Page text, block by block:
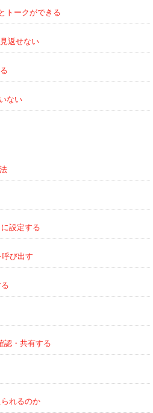
トークができる
返せない
ない
設定する
び出す
認・共有する
れるのか